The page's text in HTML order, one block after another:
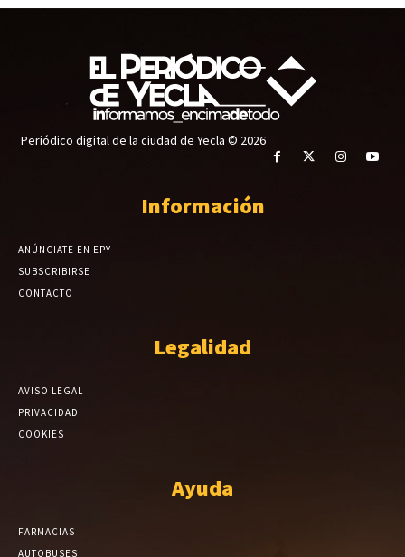
Periódico digital de la ciudad de Yecla © 2026
Información
ANÚNCIATE EN EPY
SUBSCRIBIRSE
CONTACTO
Legalidad
AVISO LEGAL
PRIVACIDAD
COOKIES
Ayuda
FARMACIAS
AUTOBUSES